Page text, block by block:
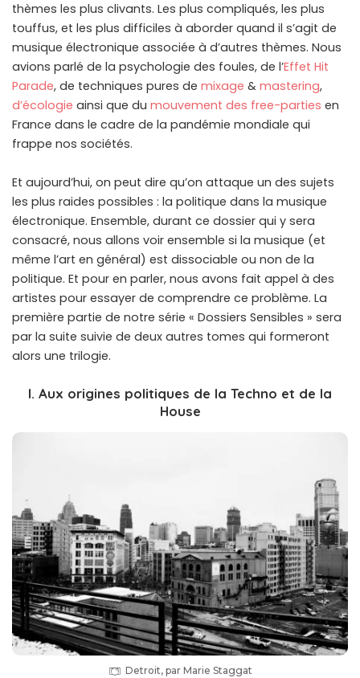
thèmes les plus clivants. Les plus compliqués, les plus
touffus, et les plus difficiles à aborder quand il s’agit de
musique électronique associée à d’autres thèmes. Nous
avions parlé de la psychologie des foules, de l’Effet Hit
Parade, de techniques pures de mixage & mastering,
d’écologie ainsi que du mouvement des free-parties en
France dans le cadre de la pandémie mondiale qui
frappe nos sociétés.
Et aujourd’hui, on peut dire qu’on attaque un des sujets
les plus raides possibles : la politique dans la musique
électronique. Ensemble, durant ce dossier qui y sera
consacré, nous allons voir ensemble si la musique (et
même l’art en général) est dissociable ou non de la
politique. Et pour en parler, nous avons fait appel à des
artistes pour essayer de comprendre ce problème. La
première partie de notre série « Dossiers Sensibles » sera
par la suite suivie de deux autres tomes qui formeront
alors une trilogie.
I. Aux origines politiques de la Techno et de la
House
Detroit, par Marie Staggat